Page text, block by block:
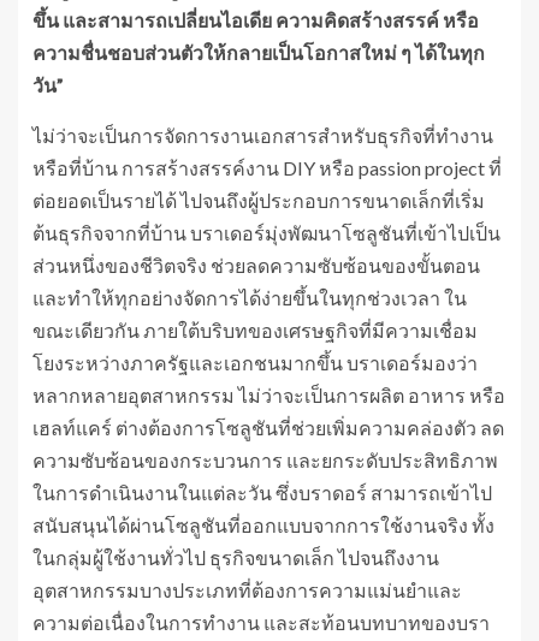
ขึ้น และสามารถเปลี่ยนไอเดีย ความคิดสร้างสรรค์ หรือ
ความชื่นชอบส่วนตัวให้กลายเป็นโอกาสใหม่ ๆ ได้ในทุก
วัน”
ไม่ว่าจะเป็นการจัดการงานเอกสารสำหรับธุรกิจที่ทำงาน
หรือที่บ้าน การสร้างสรรค์งาน DIY หรือ passion project ที่
ต่อยอดเป็นรายได้ ไปจนถึงผู้ประกอบการขนาดเล็กที่เริ่ม
ต้นธุรกิจจากที่บ้าน บราเดอร์มุ่งพัฒนาโซลูชันที่เข้าไปเป็น
ส่วนหนึ่งของชีวิตจริง ช่วยลดความซับซ้อนของขั้นตอน
และทำให้ทุกอย่างจัดการได้ง่ายขึ้นในทุกช่วงเวลา ใน
ขณะเดียวกัน ภายใต้บริบทของเศรษฐกิจที่มีความเชื่อม
โยงระหว่างภาครัฐและเอกชนมากขึ้น บราเดอร์มองว่า
หลากหลายอุตสาหกรรม ไม่ว่าจะเป็นการผลิต อาหาร หรือ
เฮลท์แคร์ ต่างต้องการโซลูชันที่ช่วยเพิ่มความคล่องตัว ลด
ความซับซ้อนของกระบวนการ และยกระดับประสิทธิภาพ
ในการดำเนินงานในแต่ละวัน ซึ่งบราดอร์ สามารถเข้าไป
สนับสนุนได้ผ่านโซลูชันที่ออกแบบจากการใช้งานจริง ทั้ง
ในกลุ่มผู้ใช้งานทั่วไป ธุรกิจขนาดเล็ก ไปจนถึงงาน
อุตสาหกรรมบางประเภทที่ต้องการความแม่นยำและ
ความต่อเนื่องในการทำงาน และสะท้อนบทบาทของบรา